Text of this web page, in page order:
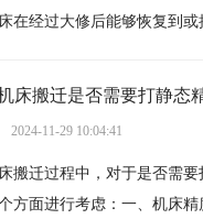
在经过大修后能够恢复到
床搬迁是否需要打静态
2024-11-29 10:04:41
搬迁过程中，对于是否需
方面进行考虑：一、机床